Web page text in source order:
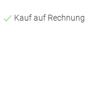
Kauf auf Rechnung